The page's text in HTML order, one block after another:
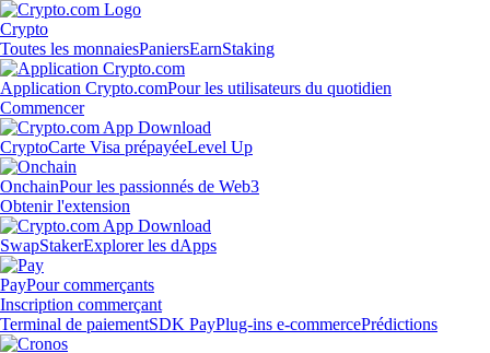
Crypto
Toutes les monnaiesPaniersEarnStaking
Application Crypto.comPour les utilisateurs du quotidien
Commencer
CryptoCarte Visa prépayéeLevel Up
OnchainPour les passionnés de Web3
Obtenir l'extension
SwapStakerExplorer les dApps
PayPour commerçants
Inscription commerçant
Terminal de paiementSDK PayPlug-ins e-commercePrédictions